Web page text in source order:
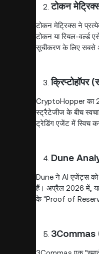
टोकन
टोकन मेट्रिक्स ने
टोकन या रियल-वर्ल्ड
सूचीकरण के लिए सबसे
क्रिप्टोहॉपर
CryptoHopper का
स्ट्रैटेजीज के बीच
ट्रेडिंग एजेंट में स्विच
Dune
Dune ने AI एजेंट्स को
हैं। अप्रैल 2026 में, यह
के "Proof of
3Commas